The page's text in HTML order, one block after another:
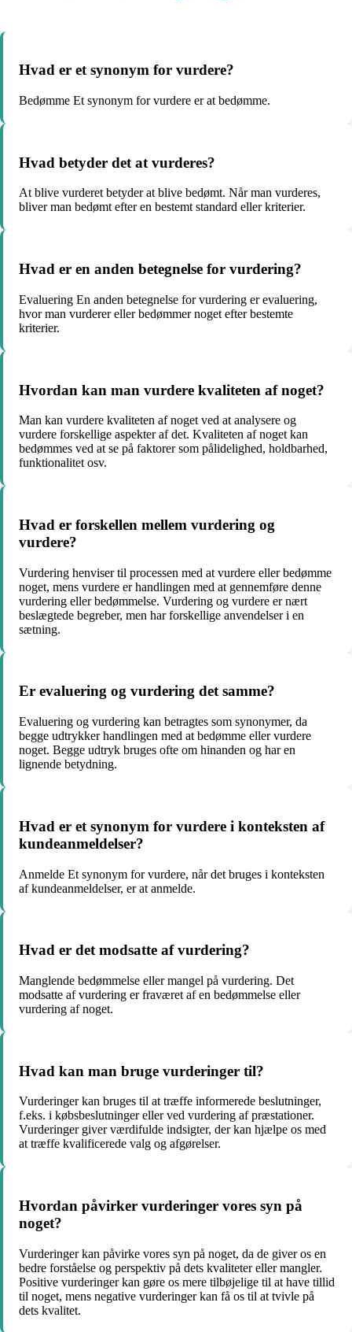
Hvad er et synonym for vurdere?
Bedømme Et synonym for vurdere er at bedømme.
Hvad betyder det at vurderes?
At blive vurderet betyder at blive bedømt. Når man vurderes,
bliver man bedømt efter en bestemt standard eller kriterier.
Hvad er en anden betegnelse for vurdering?
Evaluering En anden betegnelse for vurdering er evaluering,
hvor man vurderer eller bedømmer noget efter bestemte
kriterier.
Hvordan kan man vurdere kvaliteten af noget?
Man kan vurdere kvaliteten af noget ved at analysere og
vurdere forskellige aspekter af det. Kvaliteten af noget kan
bedømmes ved at se på faktorer som pålidelighed, holdbarhed,
funktionalitet osv.
Hvad er forskellen mellem vurdering og
vurdere?
Vurdering henviser til processen med at vurdere eller bedømme
noget, mens vurdere er handlingen med at gennemføre denne
vurdering eller bedømmelse. Vurdering og vurdere er nært
beslægtede begreber, men har forskellige anvendelser i en
sætning.
Er evaluering og vurdering det samme?
Evaluering og vurdering kan betragtes som synonymer, da
begge udtrykker handlingen med at bedømme eller vurdere
noget. Begge udtryk bruges ofte om hinanden og har en
lignende betydning.
Hvad er et synonym for vurdere i konteksten af
kundeanmeldelser?
Anmelde Et synonym for vurdere, når det bruges i konteksten
af kundeanmeldelser, er at anmelde.
Hvad er det modsatte af vurdering?
Manglende bedømmelse eller mangel på vurdering. Det
modsatte af vurdering er fraværet af en bedømmelse eller
vurdering af noget.
Hvad kan man bruge vurderinger til?
Vurderinger kan bruges til at træffe informerede beslutninger,
f.eks. i købsbeslutninger eller ved vurdering af præstationer.
Vurderinger giver værdifulde indsigter, der kan hjælpe os med
at træffe kvalificerede valg og afgørelser.
Hvordan påvirker vurderinger vores syn på
noget?
Vurderinger kan påvirke vores syn på noget, da de giver os en
bedre forståelse og perspektiv på dets kvaliteter eller mangler.
Positive vurderinger kan gøre os mere tilbøjelige til at have tillid
til noget, mens negative vurderinger kan få os til at tvivle på
dets kvalitet.